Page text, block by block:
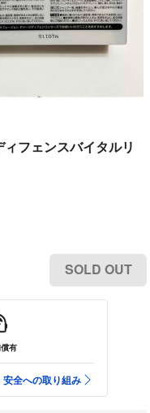
フェンスバイタルリ
SOLD OUT
有
全への取り組み